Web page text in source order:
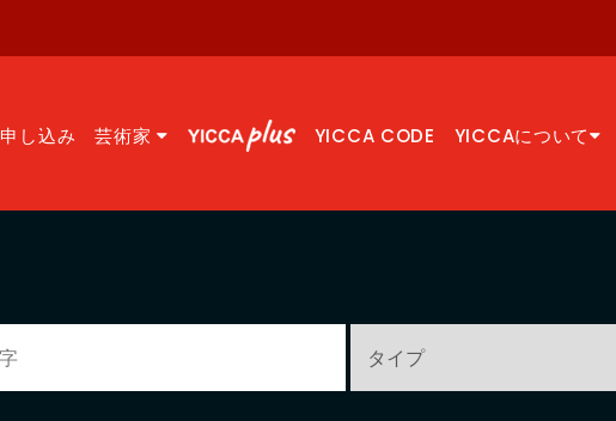
申し込み 芸術家 YICCA CODE YICCAについて